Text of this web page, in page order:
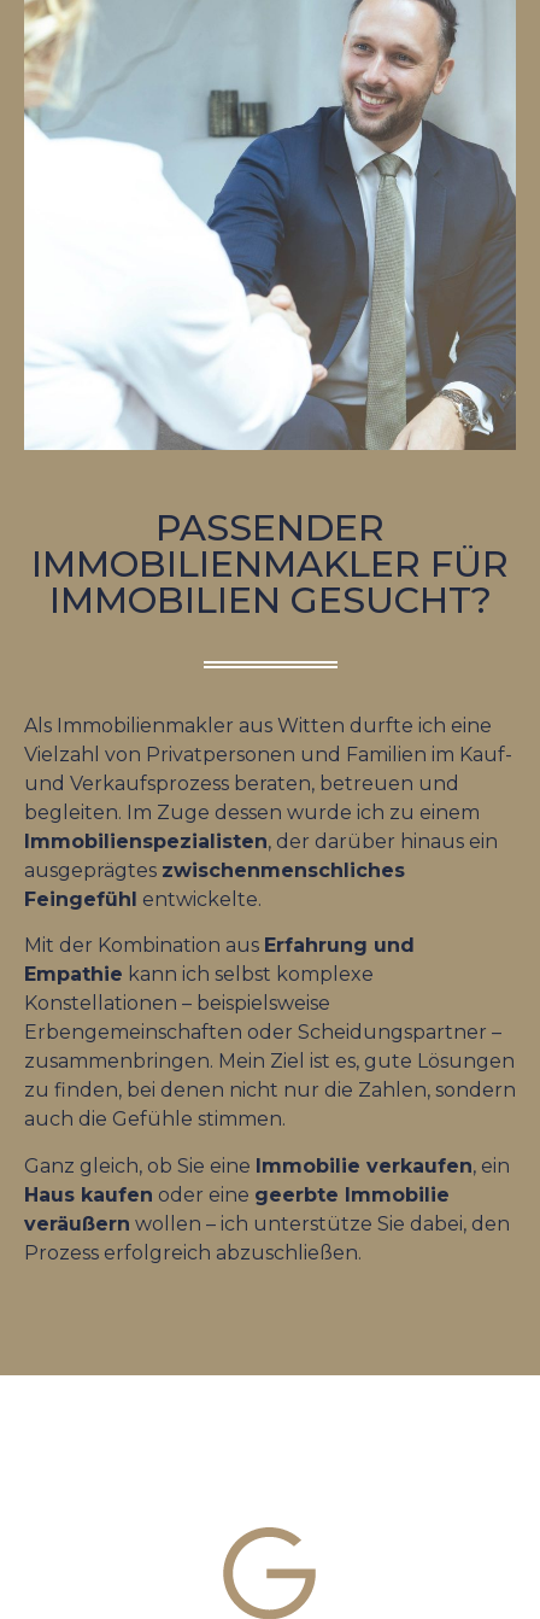
PASSENDER
IMMOBILIENMAKLER FÜR
IMMOBILIEN GESUCHT?
Als Immobilienmakler aus Witten durfte ich eine
Vielzahl von Privatpersonen und Familien im Kauf-
und Verkaufsprozess beraten, betreuen und
begleiten. Im Zuge dessen wurde ich zu einem
Immobilienspezialisten, der darüber hinaus ein
ausgeprägtes zwischenmenschliches
Feingefühl entwickelte.
Mit der Kombination aus Erfahrung und
Empathie kann ich selbst komplexe
Konstellationen – beispielsweise
Erbengemeinschaften oder Scheidungspartner –
zusammenbringen. Mein Ziel ist es, gute Lösungen
zu finden, bei denen nicht nur die Zahlen, sondern
auch die Gefühle stimmen.
Ganz gleich, ob Sie eine Immobilie verkaufen, ein
Haus kaufen oder eine geerbte Immobilie
veräußern wollen – ich unterstütze Sie dabei, den
Prozess erfolgreich abzuschließen.